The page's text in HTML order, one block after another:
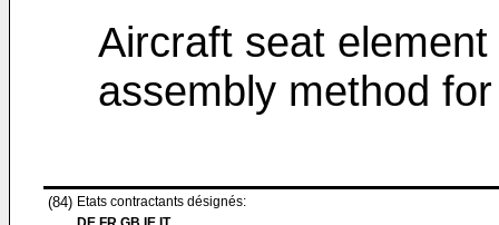
Aircraft seat
assembly method
(84) Etats contractants désignés: